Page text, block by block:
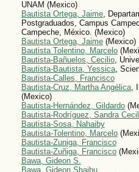
UNAM (Mexico)
Bautista Ortega, Jaime,
Postgraduados, Campus
Campeche, México. (Mexico)
Bautista Ortega, Jaime(Mexico)
Bautista Tolentino, Marcelo
Bautista-Bañuelos, Cecilio,
Bautista-Bautista, Yessica,
Bautista-Calles, Francisco
Bautista-Cruz, Martha Angélica,
(Mexico)
Bautista-Hernández, Gildardo
Bautista-Rodríguez, Sandra
Bautista-Sosa, Nahaiby
Bautista-Tolentino, Marcelo
Bautista-Zuniga, Francisco
Bautista-Zuñiga, Francisco
Bawa, Gideon S.
Bawa, Gideon Shaibu